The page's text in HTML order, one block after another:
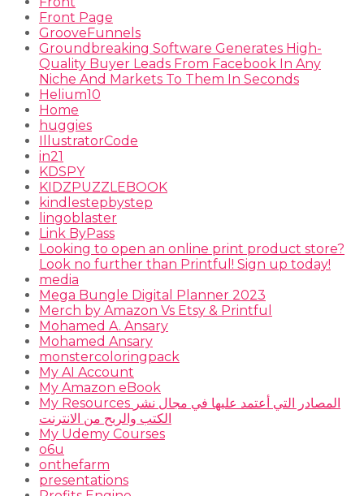
Front Page
GrooveFunnels
Groundbreaking Software Generates High-
Quality Buyer Leads From Facebook In Any
Niche And Markets To Them In Seconds
Helium10
Home
huggies
IllustratorCode
in21
KDSPY
KIDZPUZZLEBOOK
kindlestepbystep
lingoblaster
Link ByPass
Looking to open an online print product store?
Look no further than Printful! Sign up today!
media
Mega Bungle Digital Planner 2023
Merch by Amazon Vs Etsy & Printful
Mohamed A. Ansary
Mohamed Ansary
monstercoloringpack
My AI Account
My Amazon eBook
My Resources المصادر التي أعتمد عليها في مجال نشر
الكتب والربح من الانترنت
My Udemy Courses
o6u
onthefarm
presentations